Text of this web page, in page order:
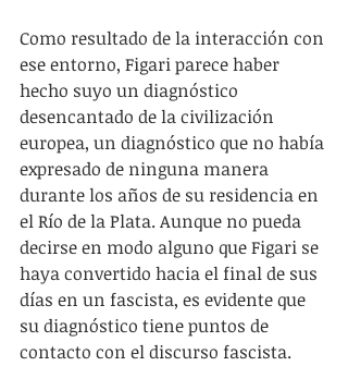
Como resultado de la interacción con
ese entorno, Figari parece haber
hecho suyo un diagnóstico
desencantado de la civilización
europea, un diagnóstico que no había
expresado de ninguna manera
durante los años de su residencia en
el Río de la Plata. Aunque no pueda
decirse en modo alguno que Figari se
haya convertido hacia el final de sus
días en un fascista, es evidente que
su diagnóstico tiene puntos de
contacto con el discurso fascista.